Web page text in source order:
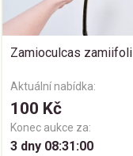
Zamioculcas zamiifoli
Aktuální nabídka:
100 Kč
Konec aukce za:
3 dny 08:30:59